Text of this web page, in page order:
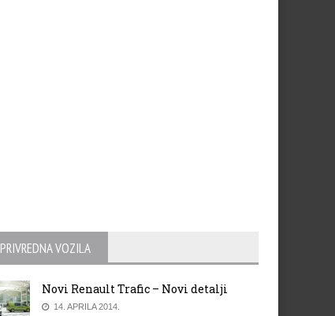
PRIVREDNA VOZILA
Novi Renault Trafic – Novi detalji
14. APRILA 2014.